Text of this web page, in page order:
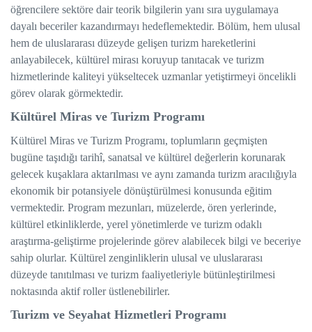
öğrencilere sektöre dair teorik bilgilerin yanı sıra uygulamaya
dayalı beceriler kazandırmayı hedeflemektedir. Bölüm, hem ulusal
hem de uluslararası düzeyde gelişen turizm hareketlerini
anlayabilecek, kültürel mirası koruyup tanıtacak ve turizm
hizmetlerinde kaliteyi yükseltecek uzmanlar yetiştirmeyi öncelikli
görev olarak görmektedir.
Kültürel Miras ve Turizm Programı
Kültürel Miras ve Turizm Programı, toplumların geçmişten
bugüne taşıdığı tarihî, sanatsal ve kültürel değerlerin korunarak
gelecek kuşaklara aktarılması ve aynı zamanda turizm aracılığıyla
ekonomik bir potansiyele dönüştürülmesi konusunda eğitim
vermektedir. Program mezunları, müzelerde, ören yerlerinde,
kültürel etkinliklerde, yerel yönetimlerde ve turizm odaklı
araştırma-geliştirme projelerinde görev alabilecek bilgi ve beceriye
sahip olurlar. Kültürel zenginliklerin ulusal ve uluslararası
düzeyde tanıtılması ve turizm faaliyetleriyle bütünleştirilmesi
noktasında aktif roller üstlenebilirler.
Turizm ve Seyahat Hizmetleri Programı